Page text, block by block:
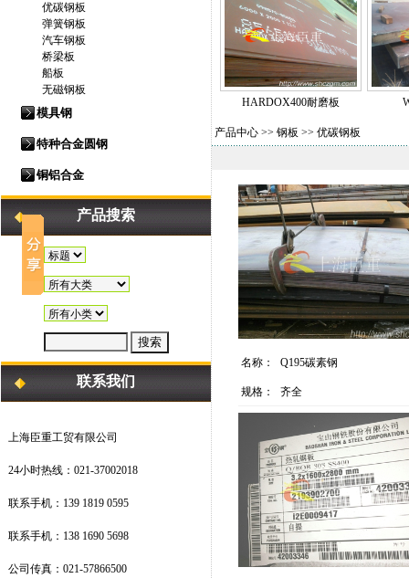
优碳钢板
弹簧钢板
汽车钢板
桥梁板
船板
无磁钢板
模具钢
特种合金圆钢
铜铝合金
产品搜索
联系我们
上海臣重工贸有限公司
24小时热线：021-37002018
联系手机：139 1819 0595
联系手机：138 1690 5698
公司传真：021-57866500
HARDOX400耐磨板
产品中心 >> 钢板 >> 优碳钢板
名称： Q195碳素钢
规格： 齐全